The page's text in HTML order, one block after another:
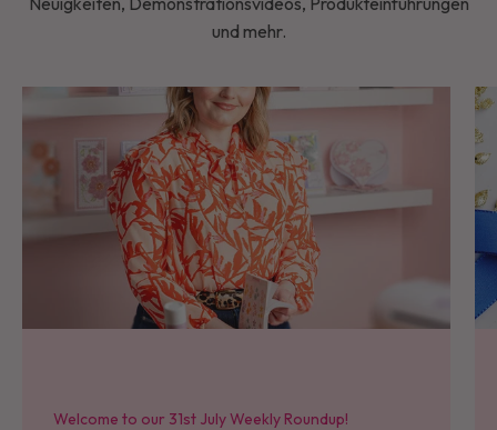
und mehr.
Welcome to our 31st July Weekly Roundup!